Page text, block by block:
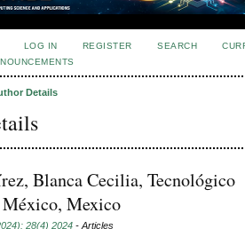
LOG IN REGISTER SEARCH
Details
Blanca Cecilia, Tecnológico
Mexico
28(4) 2024 - Articles